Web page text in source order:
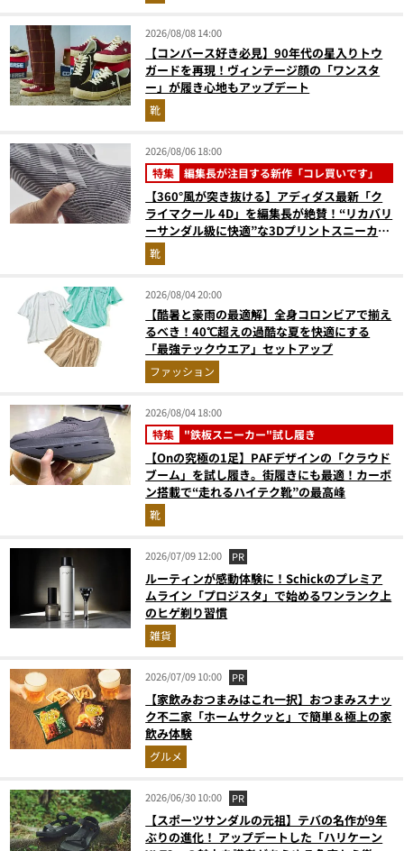
2026/08/08 14:00
【コンバース好き必見】90年代の星入りトウ
ガードを再現！ヴィンテージ顔の「ワンスタ
ー」が履き心地もアップデート
靴
2026/08/06 18:00
特集 編集長が注目する新作「コレ買いです」
【360°風が突き抜ける】アディダス最新「ク
ライマクール 4D」を編集長が絶賛！“リカバリ
ーサンダル級に快適”な3Dプリントスニーカー
『コレ買いです』Vol.173
靴
2026/08/04 20:00
【酷暑と豪雨の最適解】全身コロンビアで揃え
るべき！40℃超えの過酷な夏を快適にする
「最強テックウエア」セットアップ
ファッション
2026/08/04 18:00
特集 "鉄板スニーカー"試し履き
【Onの究極の1足】PAFデザインの「クラウド
ブーム」を試し履き。街履きにも最適！カーボ
ン搭載で“走れるハイテク靴”の最高峰
靴
2026/07/09 12:00 PR
ルーティンが感動体験に！Schickのプレミア
ムライン「プロジスタ」で始めるワンランク上
のヒゲ剃り習慣
雑貨
2026/07/09 10:00 PR
【家飲みおつまみはこれ一択】おつまみスナッ
ク不二家「ホームサクッと」で簡単＆極上の家
飲み体験
グルメ
2026/06/30 10:00 PR
【スポーツサンダルの元祖】テバの名作が9年
ぶりの進化！ アップデートした「ハリケーン